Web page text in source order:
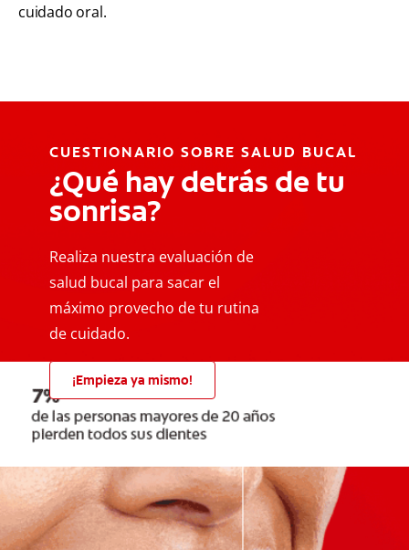
cuidado oral.
CUESTIONARIO SOBRE SALUD BUCAL
¿Qué hay detrás de tu
sonrisa?
Realiza nuestra evaluación de
salud bucal para sacar el
máximo provecho de tu rutina
de cuidado.
¡Empieza ya mismo!